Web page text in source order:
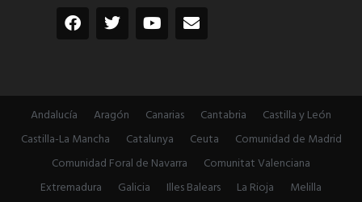
Andalucía Aragón Canarias Cantabria
Castilla y León
Castilla-La Mancha
Catalunya Ceuta
Comunidad de Madrid
Comunidad Foral de Navarra
Comunitat Valenciana
Extremadura
Galicia Illes Balears La Rioja
Melilla